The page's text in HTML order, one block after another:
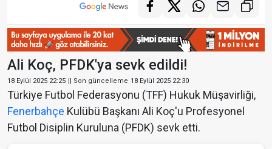
Ali Koç, PFDK'ya sevk edildi!
18 Eylül 2025 22:25 || Son güncelleme 18 Eylül 2025 22:30
Türkiye Futbol Federasyonu (TFF) Hukuk Müşavirliği,
Fenerbahçe Kulübü Başkanı Ali Koç'u Profesyonel
Futbol Disiplin Kuruluna (PFDK) sevk etti.